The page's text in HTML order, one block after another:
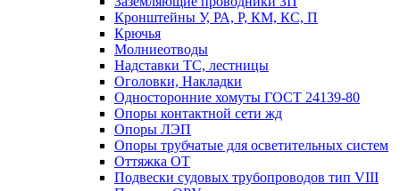
Кронштейны У, РА, Р, КМ, КС, П
Крючья
Молниеотводы
Надставки ТС, лестницы
Оголовки, Накладки
Односторонние хомуты ГОСТ 24139-80
Опоры контактной сети жд
Опоры ЛЭП
Опоры трубчатые для осветительных систем
Оттяжка ОТ
Подвески судовых трубопроводов тип VIII